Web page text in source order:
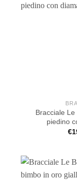
Bracciale Le
piedino
€